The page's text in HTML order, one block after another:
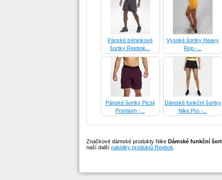
Pánské tréninkové
šortky Reebok...
Vysoké šortky Heavy
Rep -...
Pánské šortky Picsil
Premium -...
Dámské funkční šortky
Nike Pro -...
fit blue-...
fit Green-...
Značkové dámské produkty Nike Dámské funkční
naší další nabídky produktů Reebok